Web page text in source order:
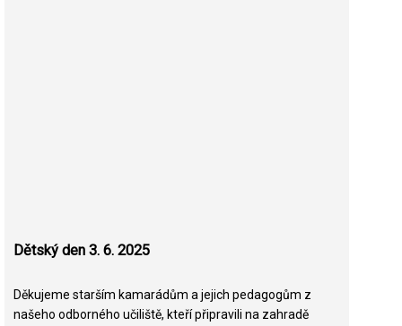
Dětský den 3. 6. 2025
Děkujeme starším kamarádům a jejich pedagogům z
našeho odborného učiliště, kteří připravili na zahradě